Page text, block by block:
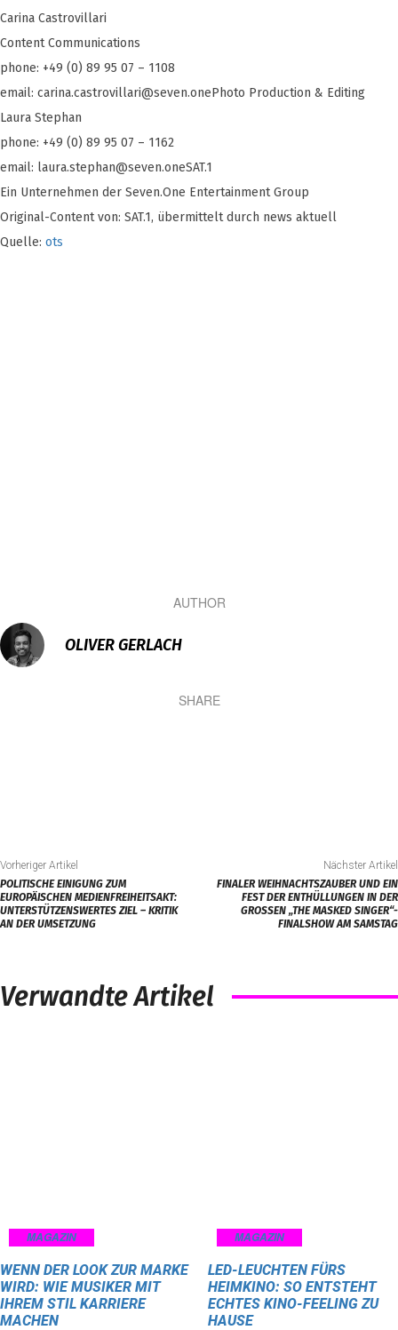
Carina Castrovillari
Content Communications
phone: +49 (0) 89 95 07 – 1108
email: carina.castrovillari@seven.onePhoto Production & Editing
Laura Stephan
phone: +49 (0) 89 95 07 – 1162
email: laura.stephan@seven.oneSAT.1
Ein Unternehmen der Seven.One Entertainment Group
Original-Content von: SAT.1, übermittelt durch news aktuell
Quelle: ots
AUTHOR
OLIVER GERLACH
SHARE
Vorheriger Artikel
POLITISCHE EINIGUNG ZUM
EUROPÄISCHEN MEDIENFREIHEITSAKT:
UNTERSTÜTZENSWERTES ZIEL – KRITIK
AN DER UMSETZUNG
Nächster Artikel
FINALER WEIHNACHTSZAUBER UND EIN
FEST DER ENTHÜLLUNGEN IN DER
GROSSEN „THE MASKED SINGER“-F
INALSHOW AM SAMSTAG
Verwandte Artikel
MAGAZIN
WENN DER LOOK ZUR MARKE
WIRD: WIE MUSIKER MIT
IHREM STIL KARRIERE
MACHEN
MAGAZIN
LED-LEUCHTEN FÜRS
HEIMKINO: SO ENTSTEHT
ECHTES KINO-FEELING ZU
HAUSE